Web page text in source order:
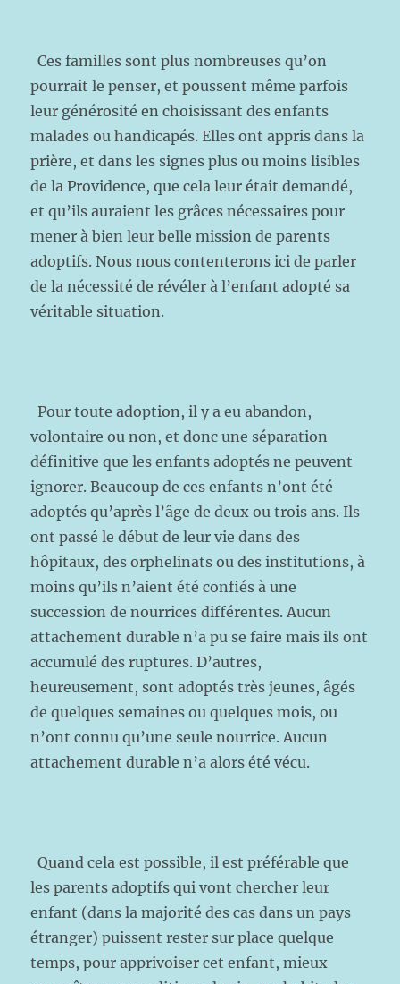
Ces familles sont plus nombreuses qu’on
pourrait le penser, et poussent même parfois
leur générosité en choisissant des enfants
malades ou handicapés. Elles ont appris dans la
prière, et dans les signes plus ou moins lisibles
de la Providence, que cela leur était demandé,
et qu’ils auraient les grâces nécessaires pour
mener à bien leur belle mission de parents
adoptifs. Nous nous contenterons ici de parler
de la nécessité de révéler à l’enfant adopté sa
véritable situation.
Pour toute adoption, il y a eu abandon,
volontaire ou non, et donc une séparation
définitive que les enfants adoptés ne peuvent
ignorer. Beaucoup de ces enfants n’ont été
adoptés qu’après l’âge de deux ou trois ans. Ils
ont passé le début de leur vie dans des
hôpitaux, des orphelinats ou des institutions, à
moins qu’ils n’aient été confiés à une
succession de nourrices différentes. Aucun
attachement durable n’a pu se faire mais ils ont
accumulé des ruptures. D’autres,
heureusement, sont adoptés très jeunes, âgés
de quelques semaines ou quelques mois, ou
n’ont connu qu’une seule nourrice. Aucun
attachement durable n’a alors été vécu.
Quand cela est possible, il est préférable que
les parents adoptifs qui vont chercher leur
enfant (dans la majorité des cas dans un pays
étranger) puissent rester sur place quelque
temps, pour apprivoiser cet enfant, mieux